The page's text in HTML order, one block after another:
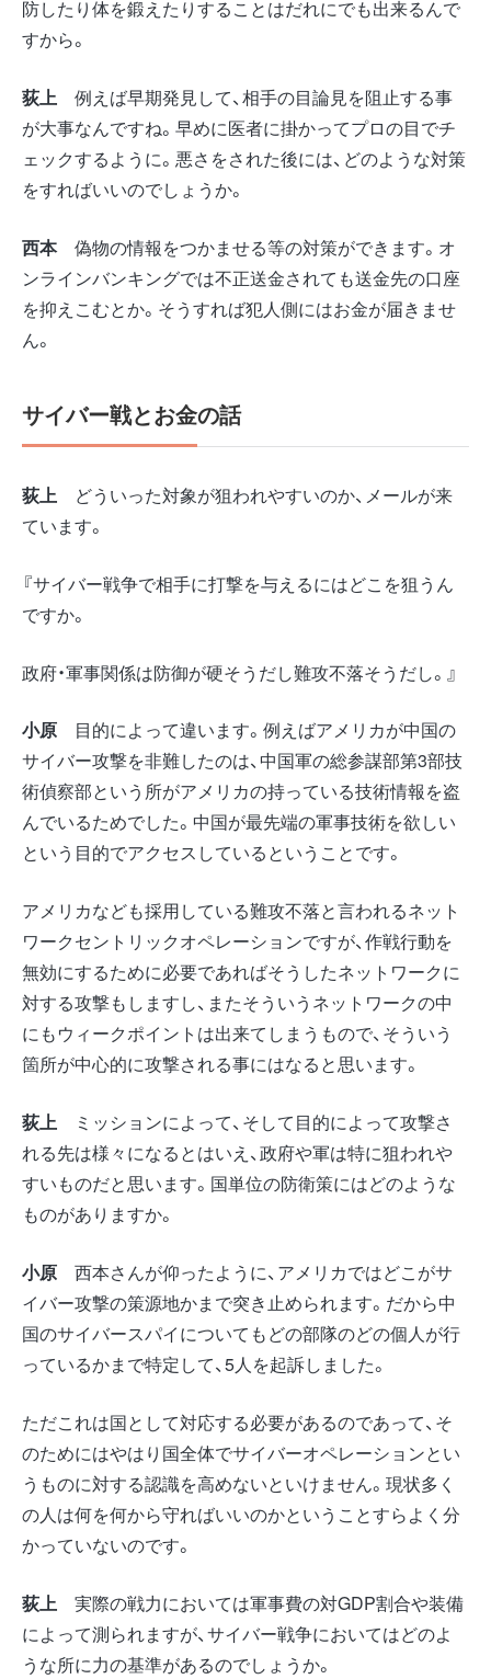
防したり体を鍛えたりすることはだれにでも出来るんで
すから。
荻上 例えば早期発見して、相手の目論見を阻止する事
が大事なんですね。早めに医者に掛かってプロの目でチ
ェックするように。悪さをされた後には、どのような対策
をすればいいのでしょうか。
西本偽物の情報をつかませる等の対策ができます。オ
ンラインバンキングでは不正送金されても送金先の口座
を抑えこむとか。そうすれば犯人側にはお金が届きませ
ん。
サイバー戦とお金の話
荻上 どういった対象が狙われやすいのか、メールが来
ています。
『サイバー戦争で相手に打撃を与えるにはどこを狙うん
ですか。
政府・軍事関係は防御が硬そうだし難攻不落そうだし。』
小原 目的によって違います。例えばアメリカが中国の
サイバー攻撃を非難したのは、中国軍の総参謀部第3部技
術偵察部という所がアメリカの持っている技術情報を盗
んでいるためでした。中国が最先端の軍事技術を欲しい
という目的でアクセスしているということです。
アメリカなども採用している難攻不落と言われるネット
ワークセントリックオペレーションですが、作戦行動を
無効にするために必要であればそうしたネットワークに
対する攻撃もしますし、またそういうネットワークの中
にもウィークポイントは出来てしまうもので、そういう
箇所が中心的に攻撃される事にはなると思います。
荻上 ミッションによって、そして目的によって攻撃さ
れる先は様々になるとはいえ、政府や軍は特に狙われや
すいものだと思います。国単位の防衛策にはどのような
ものがありますか。
小原 西本さんが仰ったように、アメリカではどこがサ
イバー攻撃の策源地かまで突き止められます。だから中
国のサイバースパイについてもどの部隊のどの個人が行
っているかまで特定して、5人を起訴しました。
ただこれは国として対応する必要があるのであって、そ
のためにはやはり国全体でサイバーオペレーションとい
うものに対する認識を高めないといけません。現状多く
の人は何を何から守ればいいのかということすらよく分
かっていないのです。
荻上 実際の戦力においては軍事費の対GDP割合や装備
によって測られますが、サイバー戦争においてはどのよ
うな所に力の基準があるのでしょうか。